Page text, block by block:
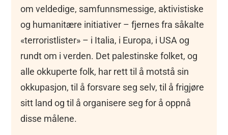
om veldedige, samfunnsmessige, aktivistiske
og humanitære initiativer – fjernes fra såkalte
«terroristlister» – i Italia, i Europa, i USA og
rundt om i verden. Det palestinske folket, og
alle okkuperte folk, har rett til å motstå sin
okkupasjon, til å forsvare seg selv, til å frigjøre
sitt land og til å organisere seg for å oppnå
disse målene.